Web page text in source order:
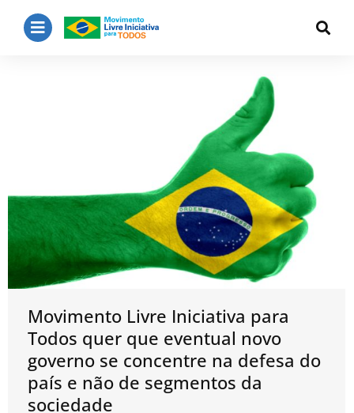
Movimento Livre Iniciativa para
Todos quer que eventual novo
governo se concentre na defesa do
país e não de segmentos da
sociedade